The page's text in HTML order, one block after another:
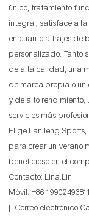
único, tratamiento
integral, satisface a
en cuanto a trajes de
personalizado. Tanto
de alta calidad, una
de marca propia o
y de alto rendimiento,
servicios más
Elige LanTeng
para crear un verano
beneficioso en el
Contacto: Lina.Lin
Móvil: +86
| Correo